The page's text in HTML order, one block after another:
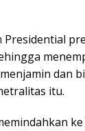
Presidential
dan
itu.